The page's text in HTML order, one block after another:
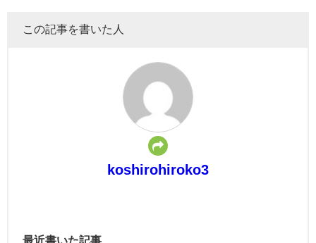
この記事を書いた人
koshirohiroko3
最近書いた記事